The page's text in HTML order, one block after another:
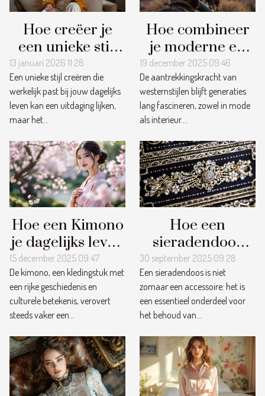
Hoe creëer je
een unieke stijl
die past bij jouw
dagelijks leven?
13 januari 2026 11:28
Een unieke stijl creëren die
werkelijk past bij jouw dagelijks
leven kan een uitdaging lijken,
maar het...
Hoe combineer
je moderne en
traditionele
westernstijlen?
19 december 2025 09:46
De aantrekkingskracht van
westernstijlen blijft generaties
lang fascineren, zowel in mode
als interieur....
Hoe een Kimono
je dagelijks leven
kan
transformeren?
15 december 2025 09:47
De kimono, een kledingstuk met
een rijke geschiedenis en
culturele betekenis, verovert
steeds vaker een...
Hoe een
sieradendoos
bijdraagt aan het
behoud van
juwelen?
30 september 2025 09:28
Een sieradendoos is niet
zomaar een accessoire: het is
een essentieel onderdeel voor
het behoud van...